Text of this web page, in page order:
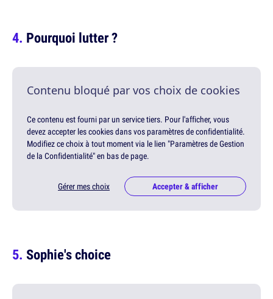
Pourquoi lutter ?
Contenu bloqué par vos choix de cookies
Ce contenu est fourni par un service tiers. Pour l'afficher, vous
devez accepter les cookies dans vos paramètres de confidentialité.
Modifiez ce choix à tout moment via le lien "Paramètres de Gestion
de la Confidentialité" en bas de page.
Gérer mes choix Accepter & afficher
Sophie's choice